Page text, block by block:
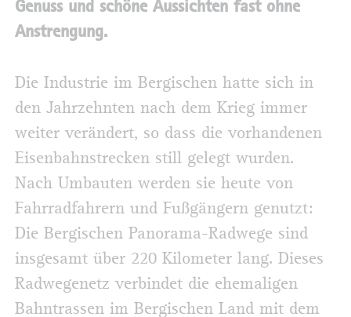
Genuss und schöne Aussichten fast ohne
Anstrengung.
Die Industrie im Bergischen hatte sich in
den Jahrzehnten nach dem Krieg immer
weiter verändert, so dass die vorhandenen
Eisenbahnstrecken still gelegt wurden.
Nach Umbauten werden sie heute von
Fahrradfahrern und Fußgängern genutzt:
Die Bergischen Panorama-Radwege sind
insgesamt über 220 Kilometer lang. Dieses
Radwegenetz verbindet die ehemaligen
Bahntrassen im Bergischen Land mit dem